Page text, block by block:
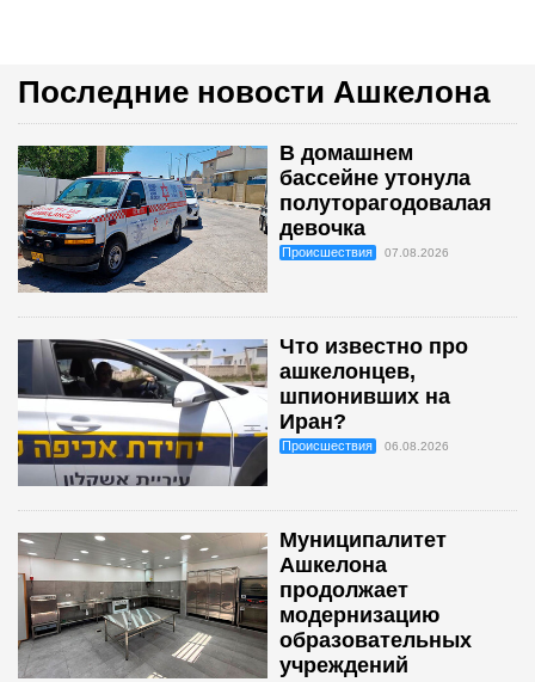
Последние новости Ашкелона
В домашнем
бассейне утонула
полуторагодовалая
девочка
Происшествия 07.08.2026
Что известно про
ашкелонцев,
шпионивших на
Иран?
Происшествия 06.08.2026
Муниципалитет
Ашкелона
продолжает
модернизацию
образовательных
учреждений